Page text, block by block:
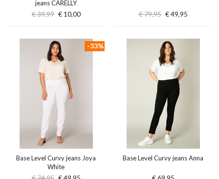
jeans CARELLY
€ 39,99 € 10,00 € 79,95 € 49,95
Base Level Curvy jeans Joya
White
-33%
Base Level Curvy jeans Anna